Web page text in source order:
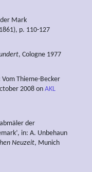
der Mark
p. 110-127
, Cologne 1977
Vom Thieme-Becker
2008 on AKL
der
in: A. Unbehaun
Neuzeit, Munich